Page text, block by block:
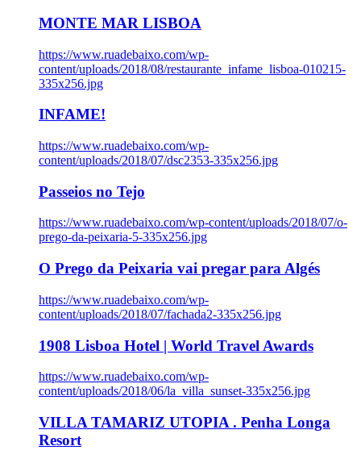
MONTE MAR LISBOA
https://www.ruadebaixo.com/wp-
content/uploads/2018/08/restaurante_infame_lisboa-010215-
335x256.jpg
INFAME!
https://www.ruadebaixo.com/wp-
content/uploads/2018/07/dsc2353-335x256.jpg
Passeios no Tejo
https://www.ruadebaixo.com/wp-content/uploads/2018/07/o-
prego-da-peixaria-5-335x256.jpg
O Prego da Peixaria vai pregar para Algés
https://www.ruadebaixo.com/wp-
content/uploads/2018/07/fachada2-335x256.jpg
1908 Lisboa Hotel | World Travel Awards
https://www.ruadebaixo.com/wp-
content/uploads/2018/06/la_villa_sunset-335x256.jpg
VILLA TAMARIZ UTOPIA . Penha Longa
Resort